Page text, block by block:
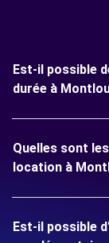
Est-il possible
durée à
Quelles sont
location à
Est-il possible